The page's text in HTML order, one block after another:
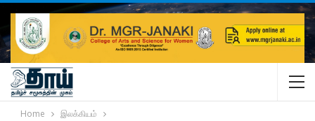
Home இலக்கியம்